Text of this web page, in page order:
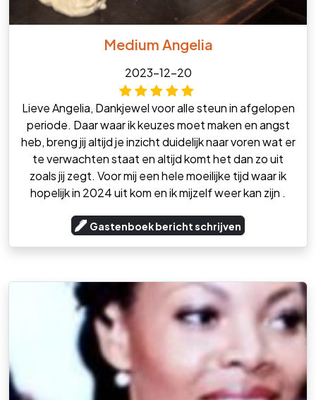
Medium Angelia
2023-12-20
Lieve Angelia, Dankjewel voor alle steun in afgelopen
periode. Daar waar ik keuzes moet maken en angst
heb, breng jij altijd je inzicht duidelijk naar voren wat er
te verwachten staat en altijd komt het dan zo uit
zoals jij zegt. Voor mij een hele moeilijke tijd waar ik
hopelijk in 2024 uit kom en ik mijzelf weer kan zijn .
Gastenboek bericht schrijven